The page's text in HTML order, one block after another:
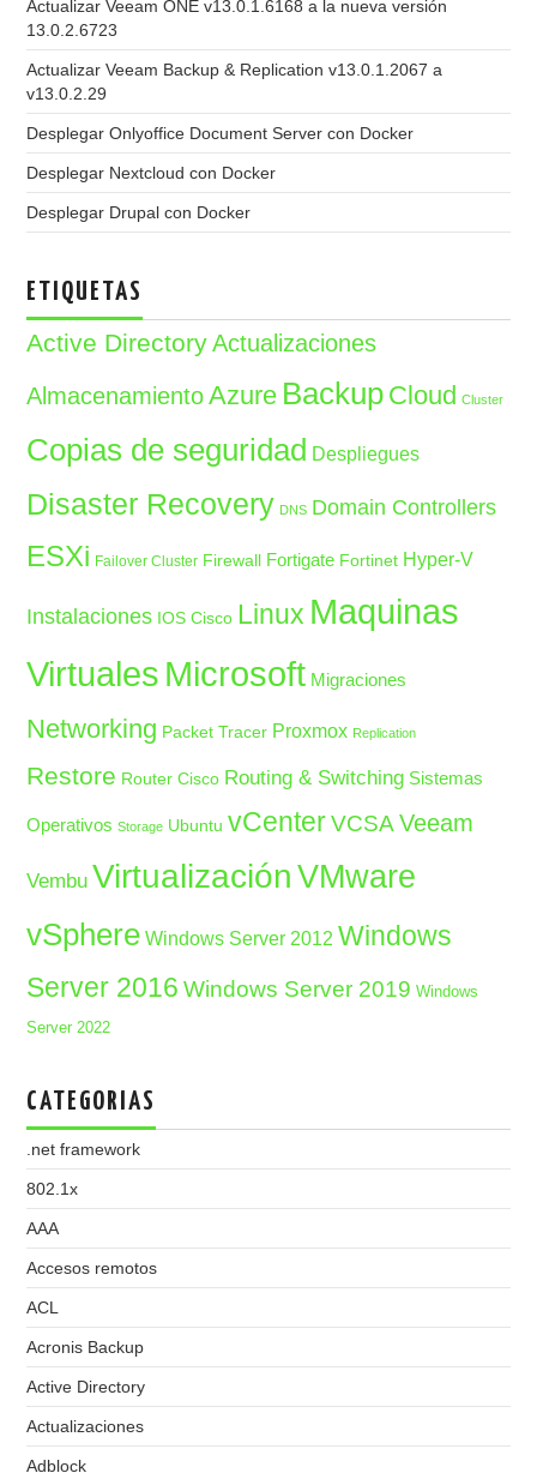
Actualizar Veeam ONE v13.0.1.6168 a la nueva versión
13.0.2.6723
Actualizar Veeam Backup & Replication v13.0.1.2067 a
v13.0.2.29
Desplegar Onlyoffice Document Server con Docker
Desplegar Nextcloud con Docker
Desplegar Drupal con Docker
ETIQUETAS
Active Directory Actualizaciones
Almacenamiento Azure Backup Cloud Cluster
Copias de seguridad Despliegues
Disaster Recovery DNS Domain Controllers
ESXi Failover Cluster Firewall Fortigate Fortinet Hyper-V
Instalaciones IOS Cisco Linux Maquinas
Virtuales Microsoft Migraciones
Networking Packet Tracer Proxmox Replication
Restore Router Cisco Routing & Switching Sistemas
Operativos Storage Ubuntu vCenter VCSA Veeam
Vembu Virtualización VMware
vSphere Windows Server 2012 Windows
Server 2016 Windows Server 2019 Windows
Server 2022
CATEGORIAS
.net framework
802.1x
AAA
Accesos remotos
ACL
Acronis Backup
Active Directory
Actualizaciones
Adblock